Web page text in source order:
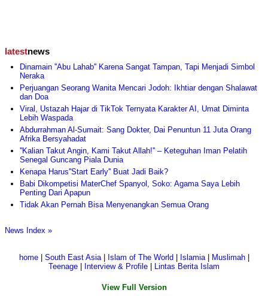
latestnews
Dinamain ''Abu Lahab'' Karena Sangat Tampan, Tapi Menjadi Simbol
Neraka
Perjuangan Seorang Wanita Mencari Jodoh: Ikhtiar dengan Shalawat
dan Doa
Viral, Ustazah Hajar di TikTok Ternyata Karakter AI, Umat Diminta
Lebih Waspada
Abdurrahman Al-Sumait: Sang Dokter, Dai Penuntun 11 Juta Orang
Afrika Bersyahadat
''Kalian Takut Angin, Kami Takut Allah!'' – Keteguhan Iman Pelatih
Senegal Guncang Piala Dunia
Kenapa Harus''Start Early'' Buat Jadi Baik?
Babi Dikompetisi MaterChef Spanyol, Soko: Agama Saya Lebih
Penting Dari Apapun
Tidak Akan Pernah Bisa Menyenangkan Semua Orang
News Index »
home| South East Asia| Islam of The World Islamia| Muslimah|
Teenage
Interview & Profile Lintas Berita Islam
View Full Version